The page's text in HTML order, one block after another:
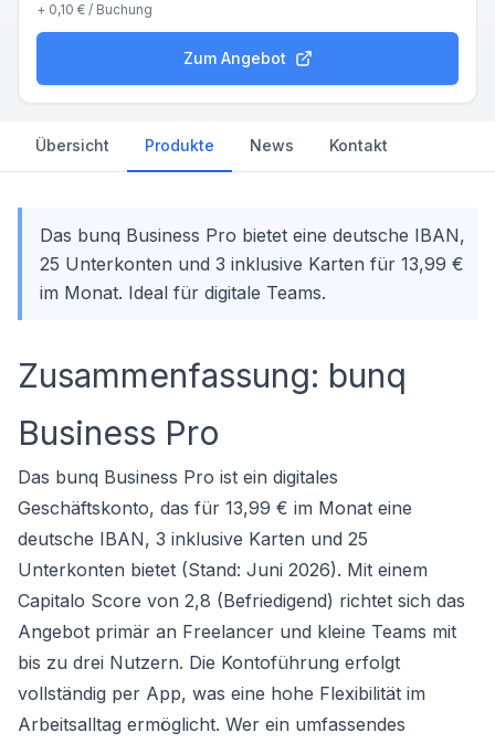
+ 0,10 € / Buchung
Zum Angebot
Übersicht Produkte News Kontakt
Das bunq Business Pro bietet eine deutsche IBAN,
25 Unterkonten und 3 inklusive Karten für 13,99 €
im Monat. Ideal für digitale Teams.
Zusammenfassung: bunq
Business Pro
Das bunq Business Pro ist ein digitales
Geschäftskonto, das für 13,99 € im Monat eine
deutsche IBAN, 3 inklusive Karten und 25
Unterkonten bietet (Stand: Juni 2026). Mit einem
Capitalo Score von 2,8 (Befriedigend) richtet sich das
Angebot primär an Freelancer und kleine Teams mit
bis zu drei Nutzern. Die Kontoführung erfolgt
vollständig per App, was eine hohe Flexibilität im
Arbeitsalltag ermöglicht. Wer ein umfassendes